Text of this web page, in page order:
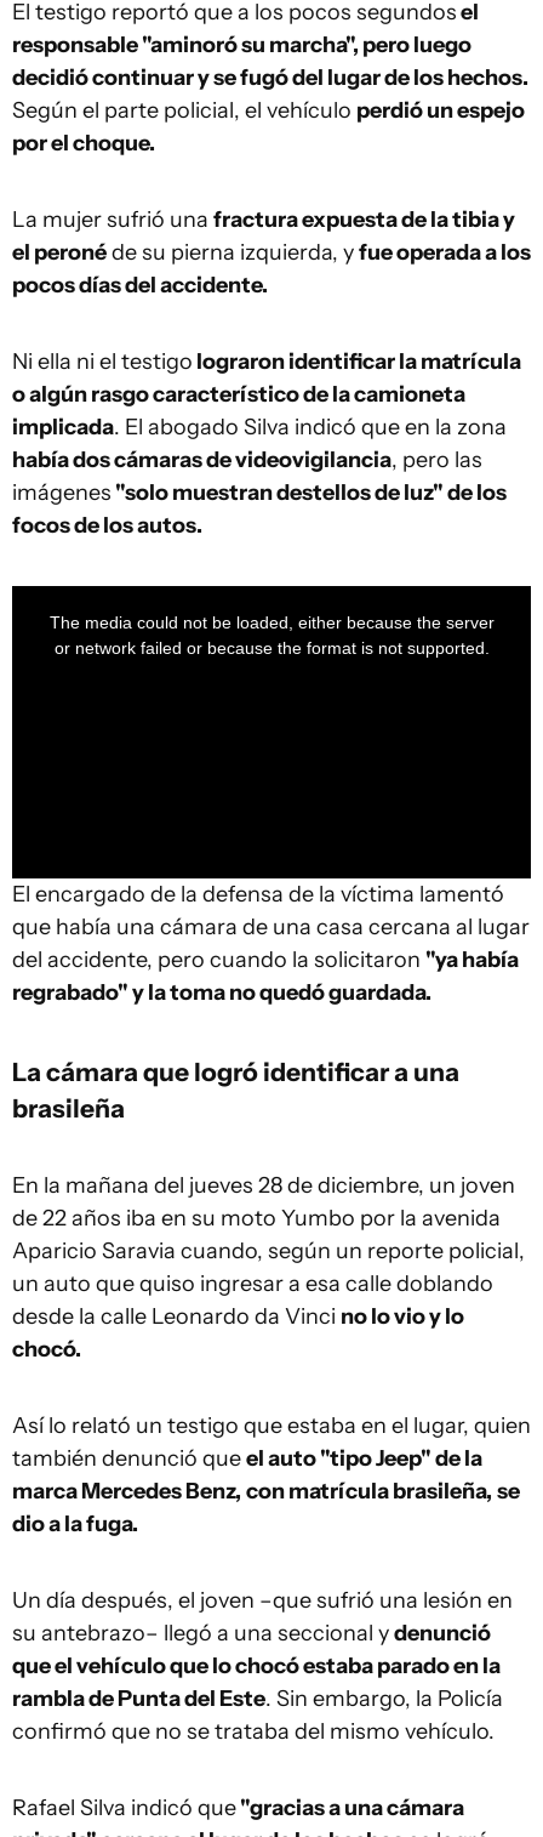
El testigo reportó que a los pocos segundosel
responsable "aminoró su marcha", pero luego
decidió continuar y se fugó del lugar de los hechos.
Según el parte policial, el vehículo perdió un espejo
por el choque.
La mujer sufrió una fractura expuesta de la tibia y
el peronéde su pierna izquierda, yfue operada a los
pocos días del accidente.
Ni ella ni el testigo lograron identificar la matrícula
o algún rasgo característico de la camioneta
implicada. El abogado Silva indicó que en la zona
había dos cámaras de videovigilancia, pero las
imágenes "solo muestran destellos de luz" de los
focos de los autos.
The media could not be loaded, either because the server
or network failed or because the format is not supported.
El encargado de la defensa de la víctima lamentó
que había una cámara de una casa cercana al lugar
del accidente, pero cuando la solicitaron "ya había
regrabado" y la toma no quedó guardada.
La cámara que logró identificar a una
brasileña
En la mañana del jueves 28 de diciembre, un joven
de 22 años iba en su moto Yumbo por la avenida
Aparicio Saravia cuando, según un reporte policial,
un auto que quiso ingresar a esa calle doblando
desde la calle Leonardo da Vinci no lo vio y lo
chocó.
Así lo relató un testigo que estaba en el lugar, quien
también denunció queel auto "tipo Jeep" de la
marca Mercedes Benz, con matrícula brasileña, se
dio a la fuga.
Un día después, el joven –que sufrió una lesión en
su antebrazo– llegó a una seccional ydenunció
que el vehículo que lo chocó estaba parado en la
rambla de Punta del Este. Sin embargo, la Policía
confirmó que no se trataba del mismo vehículo.
Rafael Silva indicó que"gracias a una cámara